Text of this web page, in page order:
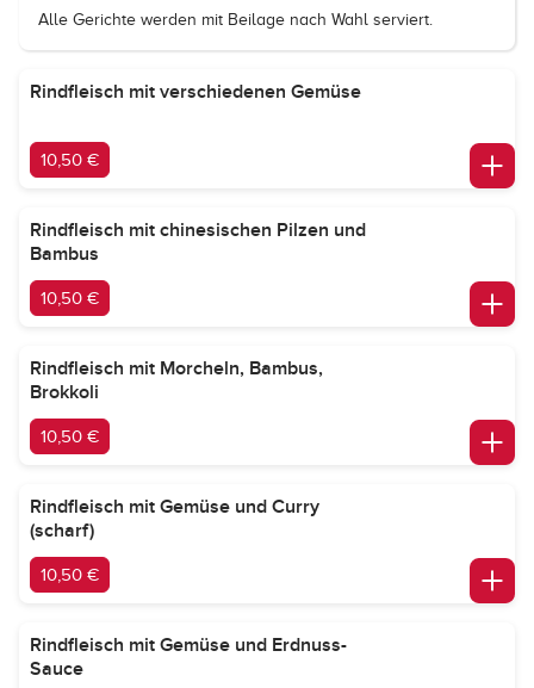
Alle Gerichte werden mit Beilage nach Wahl serviert.
Rindfleisch mit verschiedenen Gemüse
10,50 €
Rindfleisch mit chinesischen Pilzen und
Bambus
10,50 €
Rindfleisch mit Morcheln, Bambus,
Brokkoli
10,50 €
Rindfleisch mit Gemüse und Curry
(scharf)
10,50 €
Rindfleisch mit Gemüse und Erdnuss-
Sauce